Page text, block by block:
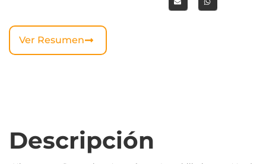
Ver Resumen
Descripción